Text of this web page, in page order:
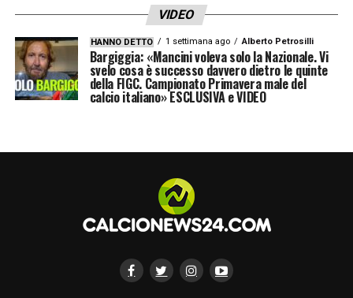
VIDEO
HANNO DETTO 1 settimana ago Alberto Petrosilli
Bargiggia: «Mancini voleva solo la Nazionale. Vi
svelo cosa è successo davvero dietro le quinte
della FIGC. Campionato Primavera male del
calcio italiano» ESCLUSIVA e VIDEO